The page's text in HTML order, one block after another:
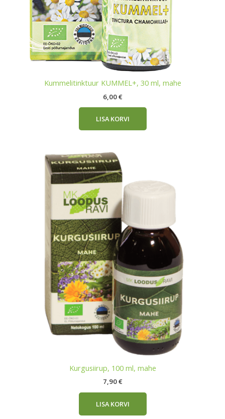
Kummelitinktuur KUMMEL+, 30 ml, mahe
6,00€
LISA KORVI
Kurgusiirup, 100 ml, mahe
7,90€
LISA KORVI